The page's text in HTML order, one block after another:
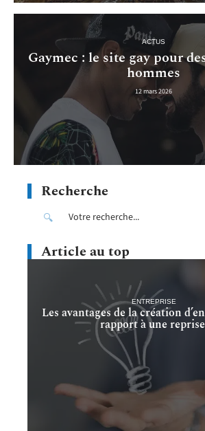
ACTUS
Gaymec : le site gay pour
hommes
12 mars 2026
Recherche
Article au top
ENTREPRISE
Les avantages de la création
rapport à une